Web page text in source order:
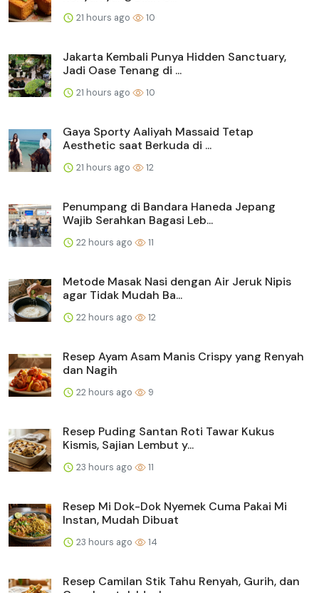
21 hours ago 10
Jakarta Kembali Punya Hidden Sanctuary,
Jadi Oase Tenang di ...
21 hours ago 10
Gaya Sporty Aaliyah Massaid Tetap
Aesthetic saat Berkuda di ...
21 hours ago 12
Penumpang di Bandara Haneda Jepang
Wajib Serahkan Bagasi Leb...
22 hours ago 11
Metode Masak Nasi dengan Air Jeruk Nipis
agar Tidak Mudah Ba...
22 hours ago 12
Resep Ayam Asam Manis Crispy yang Renyah
dan Nagih
22 hours ago 9
Resep Puding Santan Roti Tawar Kukus
Kismis, Sajian Lembut y...
23 hours ago 11
Resep Mi Dok-Dok Nyemek Cuma Pakai Mi
Instan, Mudah Dibuat
23 hours ago 14
Resep Camilan Stik Tahu Renyah, Gurih, dan